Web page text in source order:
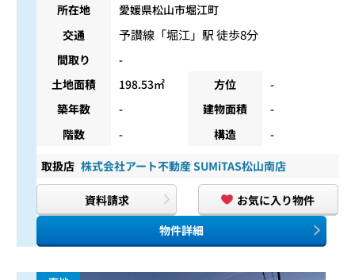
所在地
愛媛県松山市堀江町
交通
予讃線 「堀江 」駅 徒歩8分
間取り
-
土地面積
198.53㎡ 方位
-
築年数
- 建物面積
-
階数
- 構造 -
取扱店 株式会社アート不動産 SUMiTAS松山南店
資料請求
お気に入り物件
物件詳細